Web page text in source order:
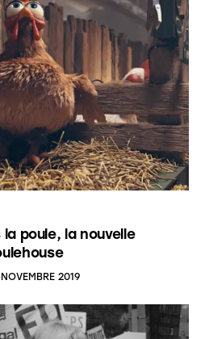
poule, la nouvelle
2019